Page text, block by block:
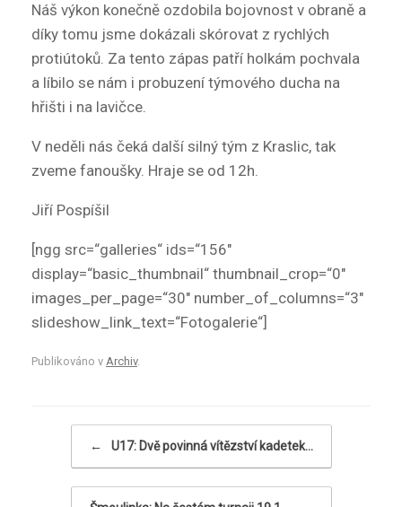
Náš výkon konečně ozdobila bojovnost v obraně a
díky tomu jsme dokázali skórovat z rychlých
protiútoků. Za tento zápas patří holkám pochvala
a líbilo se nám i probuzení týmového ducha na
hřišti i na lavičce.
V neděli nás čeká další silný tým z Kraslic, tak
zveme fanoušky. Hraje se od 12h.
Jiří Pospíšil
[ngg src=“galleries“ ids=“156″
display=“basic_thumbnail“ thumbnail_crop=“0″
images_per_page=“30″ number_of_columns=“3″
slideshow_link_text=“Fotogalerie“]
Publikováno v Archiv.
← U17: Dvě povinná vítězství kadetek…